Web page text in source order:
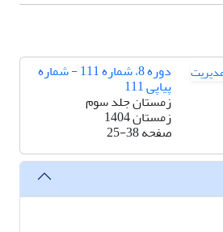
دوره 8، شماره 111 - شماره
پیاپی 111
زمستان جلد سوم
زمستان 1404
صفحه25-38